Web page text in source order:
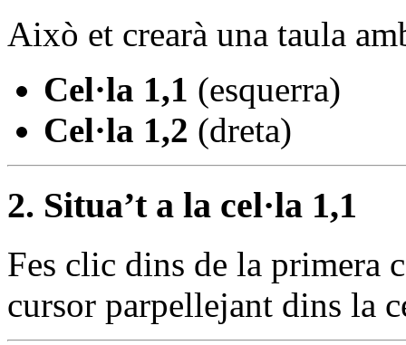
Això et crearà una taula
Cel·la 1,1 (esquerra)
Cel·la 1,2 (dreta)
2. Situa’t a la cel·la 1,1
Fes clic dins de la primera
cursor parpellejant dins la